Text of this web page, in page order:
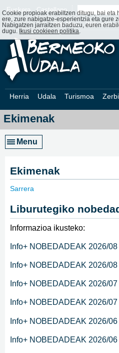
Euskera Castellano
Web Mapa Web ofizialak
Herria Udala Turismoa
Ekimenak
Menu
Ekimenak
Sarrera
Liburutegiko
Informazioa ikusteko:
Info+ NOBEDADEAK 2026/
Info+ NOBEDADEAK 2026/
Info+ NOBEDADEAK 2026/
Info+ NOBEDADEAK 2026/
Info+ NOBEDADEAK 2026/
Info+ NOBEDADEAK 2026/
Cookie propioak erabiltzen ditugu, bai eta
ere, zure nabigatze-esperientzia eta gure
Nabigatzen jarraitzen baduzu, euren
dugu.
Ikusi cookieen politika